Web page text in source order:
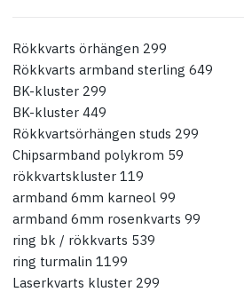
Rökkvarts örhängen 299
Rökkvarts armband sterling 649
BK-kluster 299
BK-kluster 449
Rökkvartsörhängen studs 299
Chipsarmband polykrom 59
rökkvartskluster 119
armband 6mm karneol 99
armband 6mm rosenkvarts 99
ring bk / rökkvarts 539
ring turmalin 1199
Laserkvarts kluster 299